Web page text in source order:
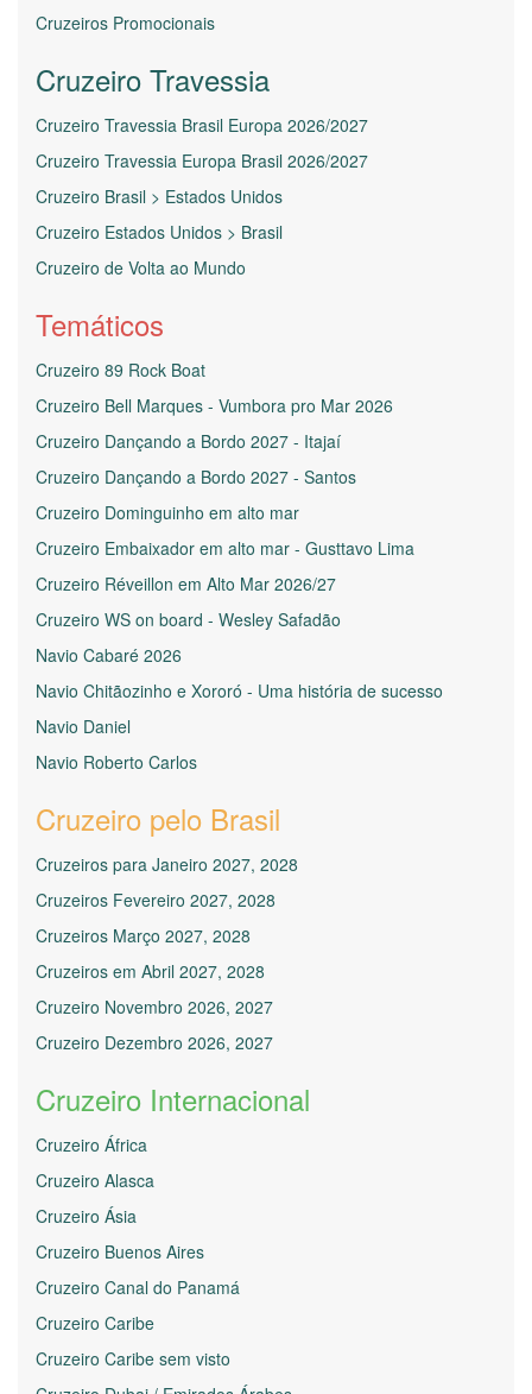
Cruzeiros Promocionais
Cruzeiro Travessia
Cruzeiro Travessia Brasil Europa 2026/2027
Cruzeiro Travessia Europa Brasil 2026/2027
Cruzeiro Brasil > Estados Unidos
Cruzeiro Estados Unidos > Brasil
Cruzeiro de Volta ao Mundo
Temáticos
Cruzeiro 89 Rock Boat
Cruzeiro Bell Marques - Vumbora pro Mar 2026
Cruzeiro Dançando a Bordo 2027 - Itajaí
Cruzeiro Dançando a Bordo 2027 - Santos
Cruzeiro Dominguinho em alto mar
Cruzeiro Embaixador em alto mar - Gusttavo Lima
Cruzeiro Réveillon em Alto Mar 2026/27
Cruzeiro WS on board - Wesley Safadão
Navio Cabaré 2026
Navio Chitãozinho e Xororó - Uma história de sucesso
Navio Daniel
Navio Roberto Carlos
Cruzeiro pelo Brasil
Cruzeiros para Janeiro 2027, 2028
Cruzeiros Fevereiro 2027, 2028
Cruzeiros Março 2027, 2028
Cruzeiros em Abril 2027, 2028
Cruzeiro Novembro 2026, 2027
Cruzeiro Dezembro 2026, 2027
Cruzeiro Internacional
Cruzeiro África
Cruzeiro Alasca
Cruzeiro Ásia
Cruzeiro Buenos Aires
Cruzeiro Canal do Panamá
Cruzeiro Caribe
Cruzeiro Caribe sem visto